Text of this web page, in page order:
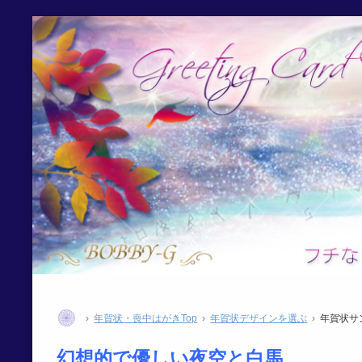
年賀状・喪中はがきTop 年賀状デザインを選ぶ 年賀状サ